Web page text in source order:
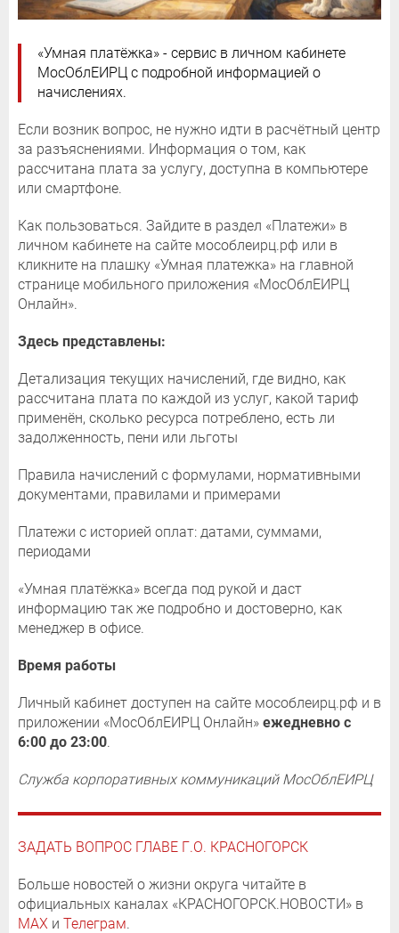
«Умная платёжка» - сервис в личном кабинете
МосОблЕИРЦ с подробной информацией о
начислениях.
Если возник вопрос, не нужно идти в расчётный центр
за разъяснениями. Информация о том, как
рассчитана плата за услугу, доступна в компьютере
или смартфоне.
Как пользоваться. Зайдите в раздел «Платежи» в
личном кабинете на сайте мособлеирц.рф или в
кликните на плашку «Умная платежка» на главной
странице мобильного приложения «МосОблЕИРЦ
Онлайн».
Здесь представлены:
Детализация текущих начислений, где видно, как
рассчитана плата по каждой из услуг, какой тариф
применён, сколько ресурса потреблено, есть ли
задолженность, пени или льготы
Правила начислений с формулами, нормативными
документами, правилами и примерами
Платежи с историей оплат: датами, суммами,
периодами
«Умная платёжка» всегда под рукой и даст
информацию так же подробно и достоверно, как
менеджер в офисе.
Время работы
Личный кабинет доступен на сайте мособлеирц.рф и в
приложении «МосОблЕИРЦ Онлайн» ежедневно с
6:00 до 23:00.
Служба корпоративных коммуникаций МосОблЕИРЦ
ЗАДАТЬ ВОПРОС ГЛАВЕ Г.О. КРАСНОГОРСК
Больше новостей о жизни округа читайте в
официальных каналах «КРАСНОГОРСК.НОВОСТИ» в
MAX и Телеграм.